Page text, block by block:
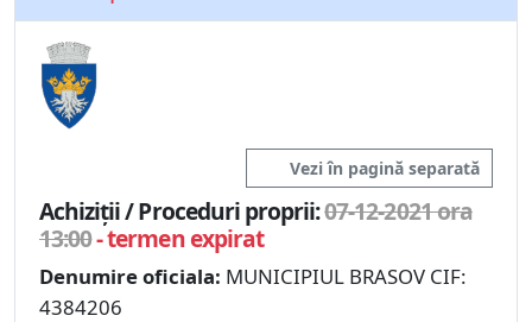
Vezi în pagină separată
Achiziții / Proceduri proprii:07-12-2021 ora
13:00- termen expirat
Denumire oficiala: MUNICIPIUL BRASOV CIF:
4384206